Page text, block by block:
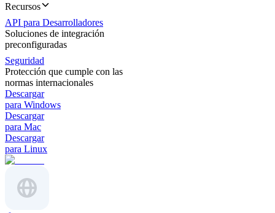
Recursos
API para Desarrolladores
Soluciones de integración
preconfiguradas
Seguridad
Protección que cumple con las
normas internacionales
Descargar
para Windows
Descargar
para Mac
Descargar
para Linux